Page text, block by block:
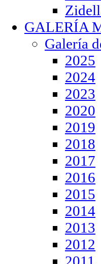
GALERÍA
Galería
2025
2024
2023
2020
2019
2018
2017
2016
2015
2014
2013
2012